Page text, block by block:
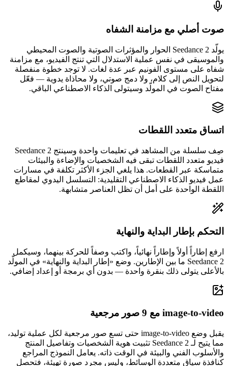
صوت أصلي مع مزامنة الشفاه
يولّد Seedance 2 الحوار والمؤثرات الصوتية والصوت المحيطي
والموسيقى في نفس عملية الاستدلال التي تنتج الفيديو، مع مزامنة
شفاه على مستوى الفونيم عبر عدة لغات. لا توجد خطوة منفصلة
لتحويل النص إلى كلام، ولا دمج صوتي، ولا محاذاة يدوية — فعّل
مفتاح الصوت في المولّد وسيتولى الذكاء الاصطناعي الباقي.
اتساق متعدد اللقطات
صِف سلسلة من المشاهد في تعليمات واحدة وسينتج Seedance 2
فيديو متعدد اللقطات تبقى فيه الشخصيات والإضاءة والبيئات
متماسكة عبر القطعات. هذا يلغي الجزء الأكثر تكلفة في مسارات
عمل فيديو الذكاء الاصطناعي التقليدية: التسلسل اليدوي لمقاطع
اللقطة الواحدة على أمل أن تظل العناصر متشابهة.
التحكم بإطار البداية والنهاية
ارفع إطاراً أولاً وإطاراً نهائياً، واكتب وصفاً للحركة بينهما، وسيكمل
Seedance 2 ما بين الإطارين. وضع «إطار البداية والنهاية» في المولّد
بالأعلى يتولى ذلك بنقرة واحدة — بدون أي برمجة أو إعداد إضافي.
image-to-video مع 9 صور مرجعية
يقبل وضع image-to-video حتى تسع صور مرجعية لكل عملية توليد،
مما يتيح لـ Seedance 2 تثبيت هوية الشخصيات وتفاصيل المنتج
والأسلوب الفني والبيئة في الوقت ذاته. يعامل النموذج المراجع
كنافذة سياق متعددة الوسائط، وليس مجرد صورة تهيئة، فتحصل